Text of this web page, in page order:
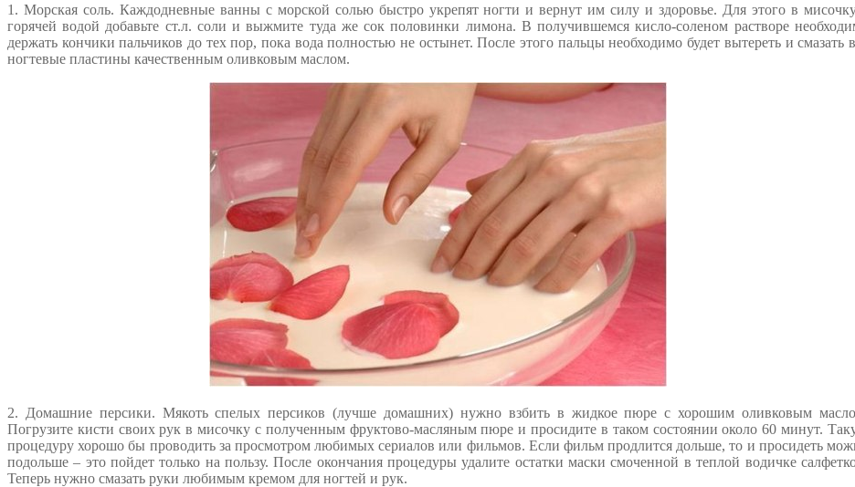
1. Морская соль. Каждодневные ванны с морской солью быстро укрепят ногти и вернут им силу и здоровье. Для этого в
горячей водой добавьте ст.л. соли и выжмите туда же сок половинки лимона. В получившемся кисло-соленом растворе
держать кончики пальчиков до тех пор, пока вода полностью не остынет. После этого пальцы необходимо будет вытереть и смазать
ногтевые пластины качественным оливковым маслом.
2. Домашние персики. Мякоть спелых персиков (лучше домашних) нужно взбить в жидкое пюре с хорошим оливковым
Погрузите кисти своих рук в мисочку с полученным фруктово-масляным пюре и просидите в таком состоянии около 60 минут.
процедуру хорошо бы проводить за просмотром любимых сериалов или фильмов. Если фильм продлится дольше, то и просидеть
подольше – это пойдет только на пользу. После окончания процедуры удалите остатки маски смоченной в теплой водичке
Теперь нужно смазать руки любимым кремом для ногтей и рук.